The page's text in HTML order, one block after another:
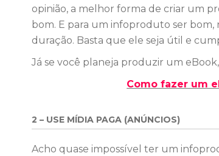
opinião, a melhor forma de criar um
bom. E para um infoproduto ser bom,
duração. Basta que ele seja útil e
Já se você planeja produzir um
Como fazer um
2 – USE MÍDIA PAGA (ANÚNCIOS)
Acho quase impossível ter um